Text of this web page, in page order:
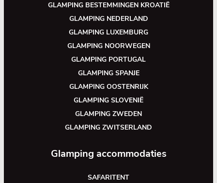
GLAMPING BESTEMMINGEN KROATIË
GLAMPING NEDERLAND
GLAMPING LUXEMBURG
GLAMPING NOORWEGEN
GLAMPING PORTUGAL
GLAMPING SPANJE
GLAMPING OOSTENRIJK
GLAMPING SLOVENIË
GLAMPING ZWEDEN
GLAMPING ZWITSERLAND
Glamping accommodaties
SAFARITENT